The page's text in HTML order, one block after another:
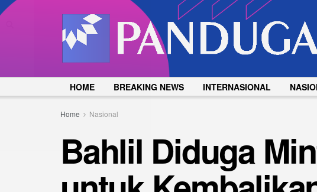
HOME BREAKING NEWS INTERNASIONAL
Home Nasional
Bahlil Diduga